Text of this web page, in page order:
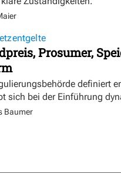
Prosumer,
definiert
sich bei der Einführung
Baumer